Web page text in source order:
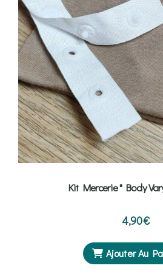
Kit Mercerie " Body
4,90€
Ajouter Au